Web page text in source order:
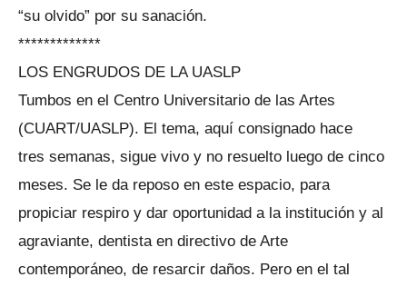
“su olvido” por su sanación.
*************
LOS ENGRUDOS DE LA UASLP
Tumbos en el Centro Universitario de las Artes
(CUART/UASLP). El tema, aquí consignado hace
tres semanas, sigue vivo y no resuelto luego de cinco
meses. Se le da reposo en este espacio, para
propiciar respiro y dar oportunidad a la institución y al
agraviante, dentista en directivo de Arte
contemporáneo, de resarcir daños. Pero en el tal